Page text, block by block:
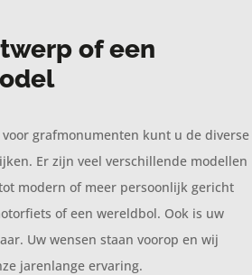
of een
grafmonumenten kunt u de diverse
Er zijn veel verschillende modellen
modern of meer persoonlijk gericht
of een wereldbol. Ook is uw
Uw wensen staan voorop en wij
jarenlange ervaring.